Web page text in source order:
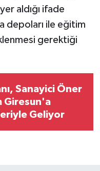
aldığı ifade
depoları ile eğitim
gerektiği
Sanayici Öner
Giresun'a
Geliyor